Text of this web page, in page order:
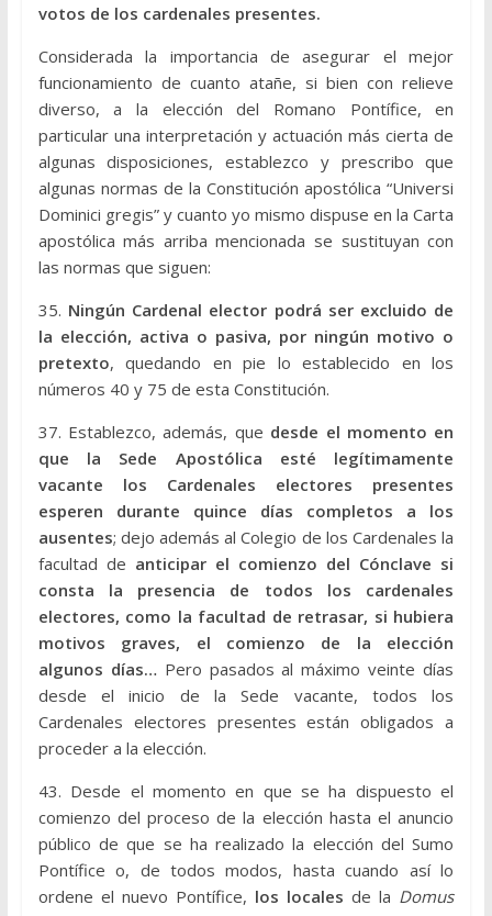
votos de los cardenales presentes.
Considerada la importancia de asegurar el mejor
funcionamiento de cuanto atañe, si bien con relieve
diverso, a la elección del Romano Pontífice, en
particular una interpretación y actuación más cierta de
algunas disposiciones, establezco y prescribo que
algunas normas de la Constitución apostólica “Universi
Dominici gregis” y cuanto yo mismo dispuse en la Carta
apostólica más arriba mencionada se sustituyan con
las normas que siguen:
35. Ningún Cardenal elector podrá ser excluido de
la elección, activa o pasiva, por ningún motivo o
pretexto, quedando en pie lo establecido en los
números 40 y 75 de esta Constitución.
37. Establezco, además, que desde el momento en
que la Sede Apostólica esté legítimamente
vacante los Cardenales electores presentes
esperen durante quince días completos a los
ausentes; dejo además al Colegio de los Cardenales la
facultad de anticipar el comienzo del Cónclave si
consta la presencia de todos los cardenales
electores, como la facultad de retrasar, si hubiera
motivos graves, el comienzo de la elección
algunos días… Pero pasados al máximo veinte días
desde el inicio de la Sede vacante, todos los
Cardenales electores presentes están obligados a
proceder a la elección.
43. Desde el momento en que se ha dispuesto el
comienzo del proceso de la elección hasta el anuncio
público de que se ha realizado la elección del Sumo
Pontífice o, de todos modos, hasta cuando así lo
ordene el nuevo Pontífice, los locales de la Domus